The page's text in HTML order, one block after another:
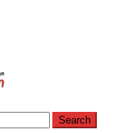
Search